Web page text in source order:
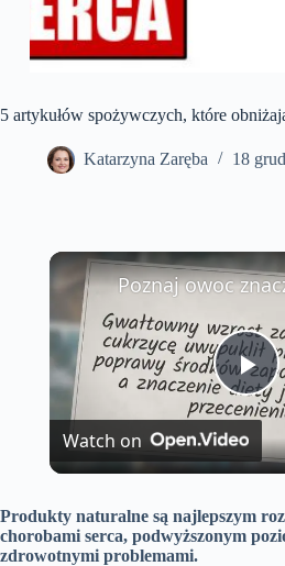
5 artykułów spożywczych, które
Katarzyna Zaręba 18
P
l
a
Watch on
Produkty naturalne są najlepszym
chorobami serca, podwyższonym
zdrowotnymi problemami.